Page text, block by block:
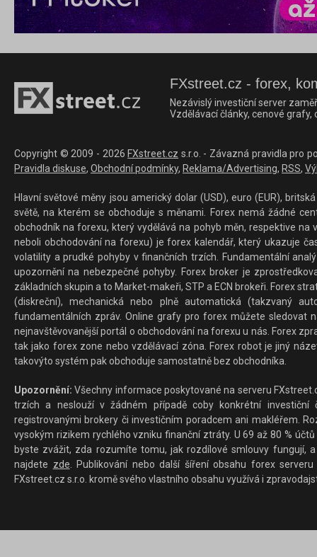
FXstreet.cz - forex,
Nezávislý investiční server
Vzdělávací články, cenové
Copyright © 2009 - 2026 FXstreet.cz s.r.o. - Závazná pravidla pro
Pravidla diskuse, Obchodní podmínky, Reklama/Advertising, RSS,
Hlavní světové měny jsou americký dolar (USD), euro (EUR),
světě, na kterém se obchoduje s měnami. Forex nemá žádné
obchodník na forexu, který vydělává na pohyb měn, respektive
neboli obchodování na forexu) je forex kalendář, který ukazuje
volatility a prudké pohyby v finančních trzích. Fundamentální
upozornění na nebezpečné pohyby. Forex broker je
základních skupin a to Market-makeři, STP a ECN brokeři. Forex
(diskreční), mechanická nebo plně automatická (takzvaný
fundamentálních zpráv. Online grafy pro forex můžete sledovat
nejnavštěvovanější portál o obchodování na forexu u nás. Forex
tak jako forex zone nebo vzdělávací zóna. Forex robot je jiný
takovýto systém pak obchoduje samostatně bez obchodníka.
Upozornění: Všechny informace poskytované na serveru
trzích a neslouží v žádném případě coby konkrétní investiční
registrovanými brokery či investičním poradcem ani makléřem.
vysokým rizikem rychlého vzniku finanční ztráty. U 69 až 80 %
byste zvážit, zda rozumíte tomu, jak rozdílové smlouvy fungují,
najdete zde. Publikování nebo další šíření obsahu forex
FXstreet.cz s.r.o. kromě svého vlastního obsahu využívá i